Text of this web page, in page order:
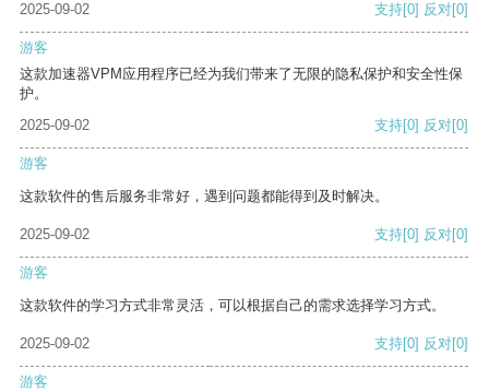
2025-09-02
支持[0] 反对[0]
游客
这款加速器VPM应用程序已经为我们带来了无限的隐私保护和安全性保
护。
2025-09-02
支持[0] 反对[0]
游客
这款软件的售后服务非常好，遇到问题都能得到及时解决。
2025-09-02 支持[0] 反对[0]
游客
这款软件的学习方式非常灵活，可以根据自己的需求选择学习方式。
2025-09-02 支持[0] 反对[0]
游客